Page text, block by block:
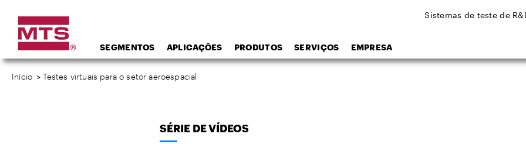
SEGMENTOS APLICAÇÕES PRODUTOS SERVIÇOS EMPRESA
Sistemas de teste de
Início > Testes virtuais para o setor aeroespacial
SÉRIE DE VÍDEOS